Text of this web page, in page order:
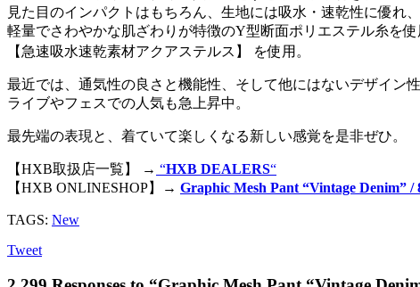
見た目のインパクトはもちろん、生地には吸水・速乾性に優れ、
軽量でさわやかな肌ざわりが特徴のY型断面ポリエステル糸を使
【急速吸水速乾素材アクアステルス】 を使用。
最近では、通気性の良さと機能性、そして他にはないデザイン性
ライブやフェスでの人気も急上昇中。
最先端の表現と、着ていて楽しくなる新しい感覚を是非ぜひ。
【HXB取扱店一覧】 → “HXB DEALERS“
【HXB ONLINESHOP】→ Graphic Mesh Pant “Vintage Denim” /
TAGS: New
Tweet